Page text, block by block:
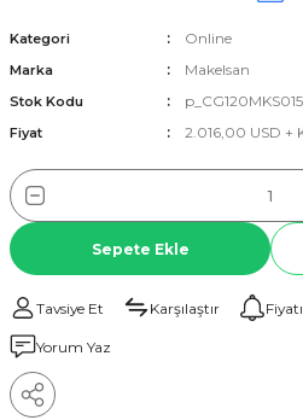
Kategori Online
Marka Makelsan
Stok Kodu
Fiyat 2.016,00 USD +
Sepete Ekle
Tavsiye Et Karşılaştır
Yorum Yaz